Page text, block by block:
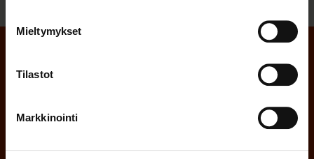
Mieltymykset
Tilastot
Markkinointi